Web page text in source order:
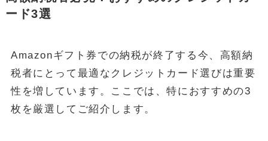
ード3選
Amazonギフト券での納税が終了する今、高額納
税者にとって最適なクレジットカード選びは重要
性を増しています。ここでは、特におすすめの3
枚を厳選してご紹介します。